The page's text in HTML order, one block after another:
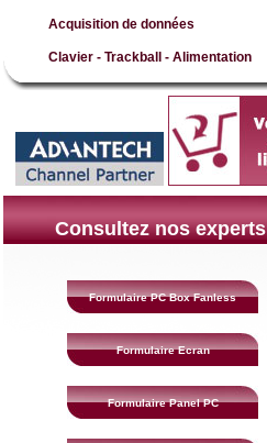
Acquisition de données
Clavier - Trackball - Alimentation
Consultez nos experts
Formulaire PC Box Fanless
Formulaire Ecran
Formulaire Panel PC